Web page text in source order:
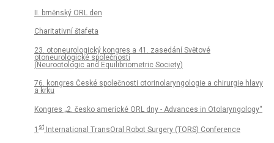
II. brněnský ORL den
Charitativní štafeta
23. otoneurologický kongres a 41. zasedání Světové
otoneurologické společnosti
(Neurootologic and Equilibriometric Society)
76. kongres České společnosti otorinolaryngologie a chirurgie hlavy
a krku
Kongres „2. česko americké ORL dny - Advances in Otolaryngology“
1 st International TransOral Robot Surgery (TORS) Conference